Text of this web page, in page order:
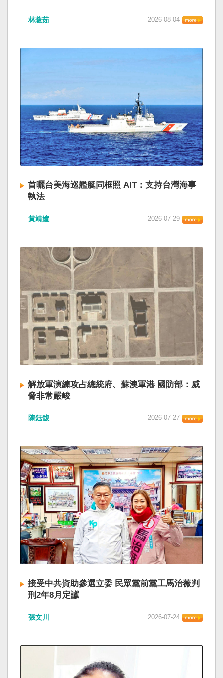
林薏茹 2026-08-04
首曬台美海巡艦艇同框照 AIT：支持台灣海事
執法
黃靖媗 2026-07-29
解放軍演練攻占總統府、蘇澳軍港 國防部：威
脅非常嚴峻
陳鈺馥 2026-07-27
接受中共資助參選立委 民眾黨前黨工馬治薇判
刑2年8月定讞
張文川 2026-07-24